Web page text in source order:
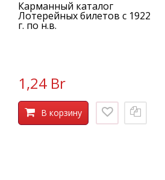
Карманный каталог
Лотерейных билетов с 1922
г. по н.в.
1,24 Br
В корзину